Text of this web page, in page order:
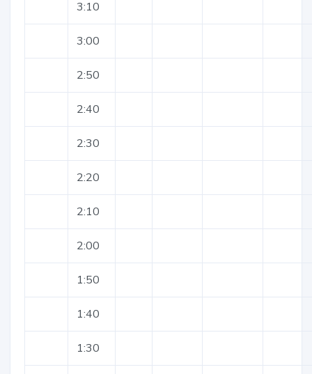
3:10
3:00
2:50
2:40
2:30
2:20
2:10
2:00
1:50
1:40
1:30